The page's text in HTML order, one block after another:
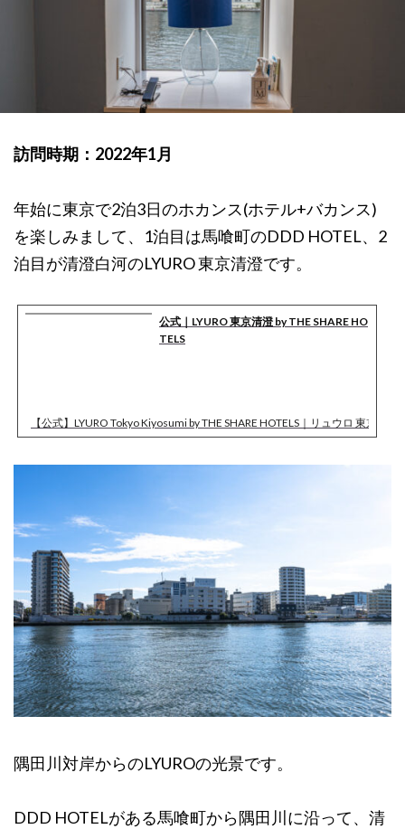
訪問時期：2022年1月
年始に東京で2泊3日のホカンス(ホテル+バカンス)
を楽しみまして、1泊目は馬喰町のDDD HOTEL、2
泊目が清澄白河のLYURO 東京清澄です。
公式｜LYURO 東京清澄 by THE SHARE HO
TELS
【公式】LYURO Tokyo Kiyosumi by THE SHARE HOTELS｜リュウロ 東京清
隅田川対岸からのLYUROの光景です。
DDD HOTELがある馬喰町から隅田川に沿って、清